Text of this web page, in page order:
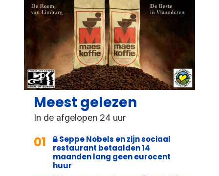
Meest gelezen
In de afgelopen 24 uur
01
Seppe Nobels en zijn sociaal
restaurant betaalden 14
maanden lang geen eurocent
huur